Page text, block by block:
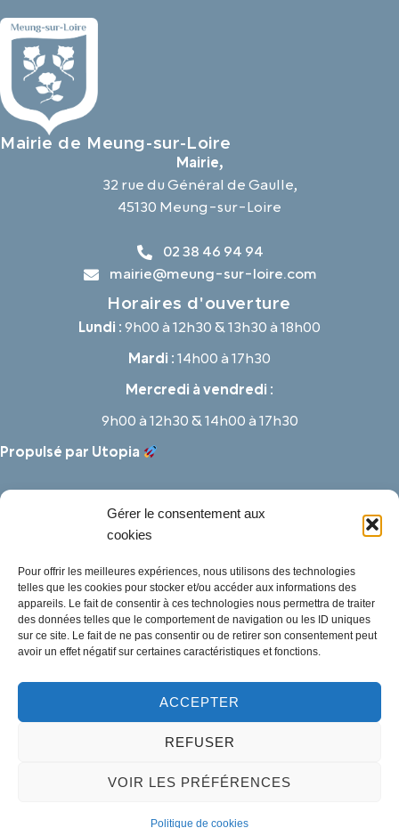
Gérer le consentement aux
cookies
Pour offrir les meilleures expériences, nous utilisons des technologies
telles que les cookies pour stocker et/ou accéder aux informations des
appareils. Le fait de consentir à ces technologies nous permettra de traiter
des données telles que le comportement de navigation ou les ID uniques
sur ce site. Le fait de ne pas consentir ou de retirer son consentement peut
avoir un effet négatif sur certaines caractéristiques et fonctions.
ACCEPTER
REFUSER
VOIR LES PRÉFÉRENCES
Politique de cookies
Mairie de Meung-sur-Loire
Mairie,
32 rue du Général de Gaulle,
45130 Meung-sur-Loire
02 38 46 94 94
mairie@meung-sur-loire.com
Horaires d'ouverture
Lundi :9h00 à 12h30 & 13h30 à 18h00
Mardi :14h00 à 17h30
Mercredi à vendredi :
9h00 à 12h30 & 14h00 à 17h30
Propulsé par Utopia
Mentions légales
Politique des cookies
Traitement de données personnelles
Accessibilité
Plan du site